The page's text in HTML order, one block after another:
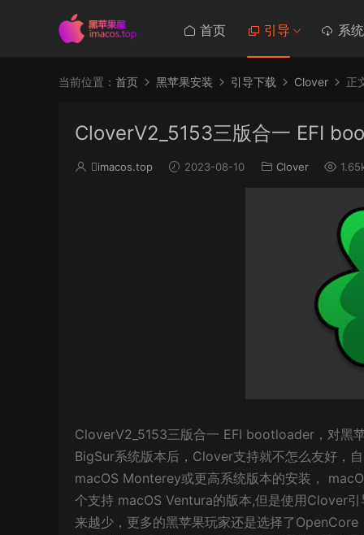
首页 引导 系统
当前位置： 首页 黑苹果安装 引导下载 Clover 正
CloverV2_5153三版合一 EFI
imacos.top 2023-08-10 Clover
CloverV2_5153三版合一 EFI bootloader，对黑
BigSur系统版本后，Clover支持就不怎么友好，
macOS Monterey或更高系统版本的安装，
个支持 macOS Ventura的版本,但是使用Clover
来越少，更多的黑苹果玩家还是选择了